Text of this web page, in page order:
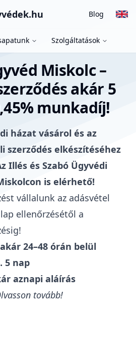
Blog
Szolgáltatások
Miskolc –
akár 5
munkadíj!
házat vásárol és az
szerződés elkészítéséhez
Illés és Szabó Ügyvédi
is elérhető!
vállalunk az adásvétel
ellenőrzésétől a
akár 24–48 órán belül
5 nap
aznapi aláírás
tovább!